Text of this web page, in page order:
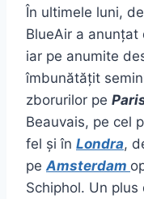
În ultimele luni,
BlueAir a
iar pe anumite
îmbunătățit
zborurilor pe
Beauvais, pe cel
fel și în Londra,
peAmsterdam
Schiphol. Un